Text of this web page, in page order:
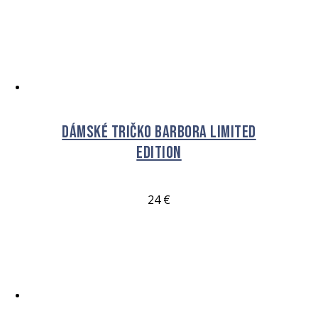
Dámské tričko BARBORA Limited
Edition
24€